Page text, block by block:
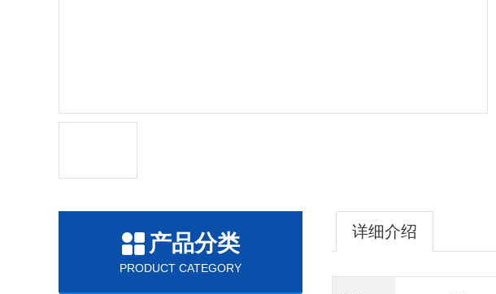
产品分类
PRODUCT CATEGORY
详细介绍